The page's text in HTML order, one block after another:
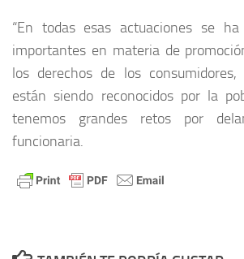
“En todas esas actuaciones se ha
importantes en materia de
los derechos de los consumidores,
están siendo reconocidos por la
tenemos grandes retos por
funcionaria.